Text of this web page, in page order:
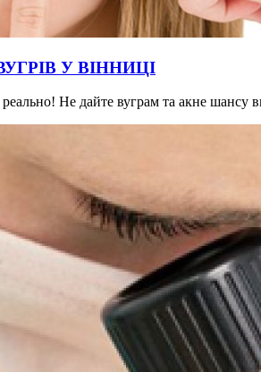
У ВІННИЦІ
реально! Не дайте вуграм та акне